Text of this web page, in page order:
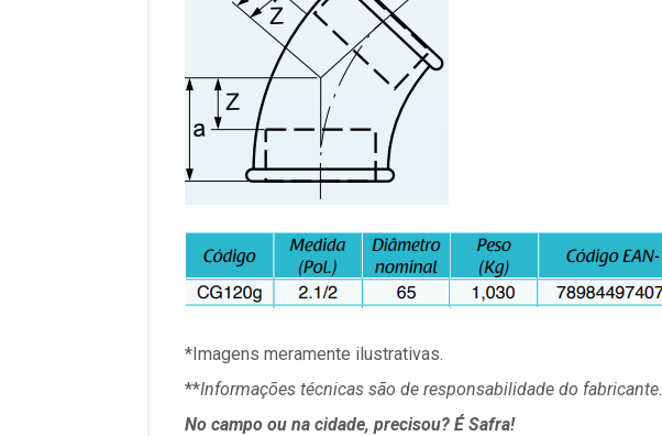
*Imagens meramente ilustrativas.
**Informações técnicas são de responsabilidade do fabricante.
No campo ou na cidade, precisou? É Safra!